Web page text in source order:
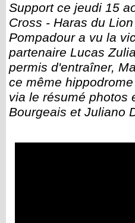
Support ce jeudi 15
Cross - Haras du
Pompadour a vu la
partenaire Lucas
permis d'entraîner,
ce même
via le résumé photos
Bourgeais et Juliano